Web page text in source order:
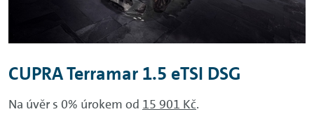
CUPRA Terramar 1.5 eTSI DSG
Na úvěr s 0% úrokem od 15 901 Kč.